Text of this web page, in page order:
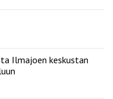
Ilmajoen keskustan